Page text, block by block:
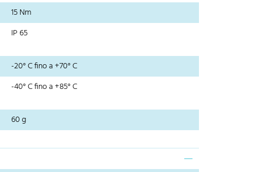
15 Nm
IP 65
-20° C fino a +70° C
-40° C fino a +85° C
60 g